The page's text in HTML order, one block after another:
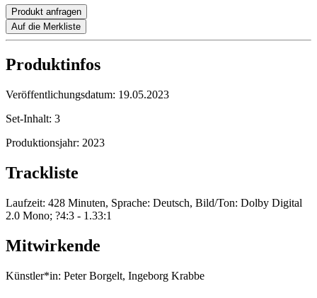
Produkt anfragen
Auf die Merkliste
Produktinfos
Veröffentlichungsdatum: 19.05.2023
Set-Inhalt: 3
Produktionsjahr: 2023
Trackliste
Laufzeit: 428 Minuten, Sprache: Deutsch, Bild/Ton: Dolby Digital
2.0 Mono; ?4:3 - 1.33:1
Mitwirkende
Künstler*in: Peter Borgelt, Ingeborg Krabbe